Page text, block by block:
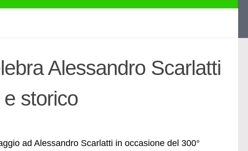
Alessandro Scarlatti
storico
ad Alessandro Scarlatti in occasione del 300°